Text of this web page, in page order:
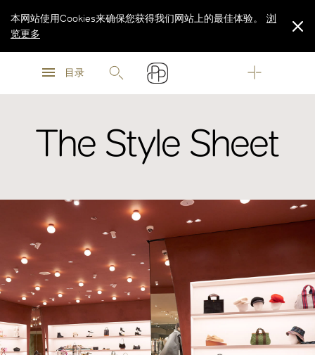
浏
目录
本网站使用Cookies来确保您获得我们网站上的最佳体验。
浏
览更多
The Style Sheet